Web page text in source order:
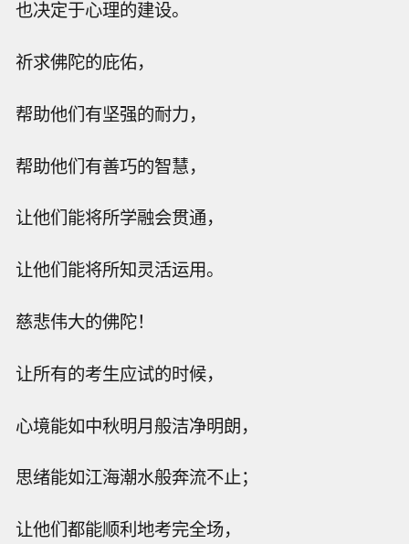
也决定于心理的建设。
祈求佛陀的庇佑，
帮助他们有坚强的耐力，
帮助他们有善巧的智慧，
让他们能将所学融会贯通，
让他们能将所知灵活运用。
慈悲伟大的佛陀！
让所有的考生应试的时候，
心境能如中秋明月般洁净明朗，
思绪能如江海潮水般奔流不止；
让他们都能顺利地考完全场，